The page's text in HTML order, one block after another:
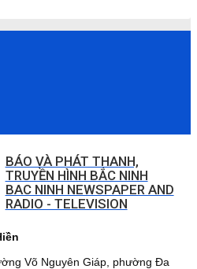
BÁO VÀ PHÁT THANH,
TRUYỀN HÌNH BẮC NINH
BAC NINH NEWSPAPER AND
RADIO - TELEVISION
Võ Nguyên Giáp, phường Đa